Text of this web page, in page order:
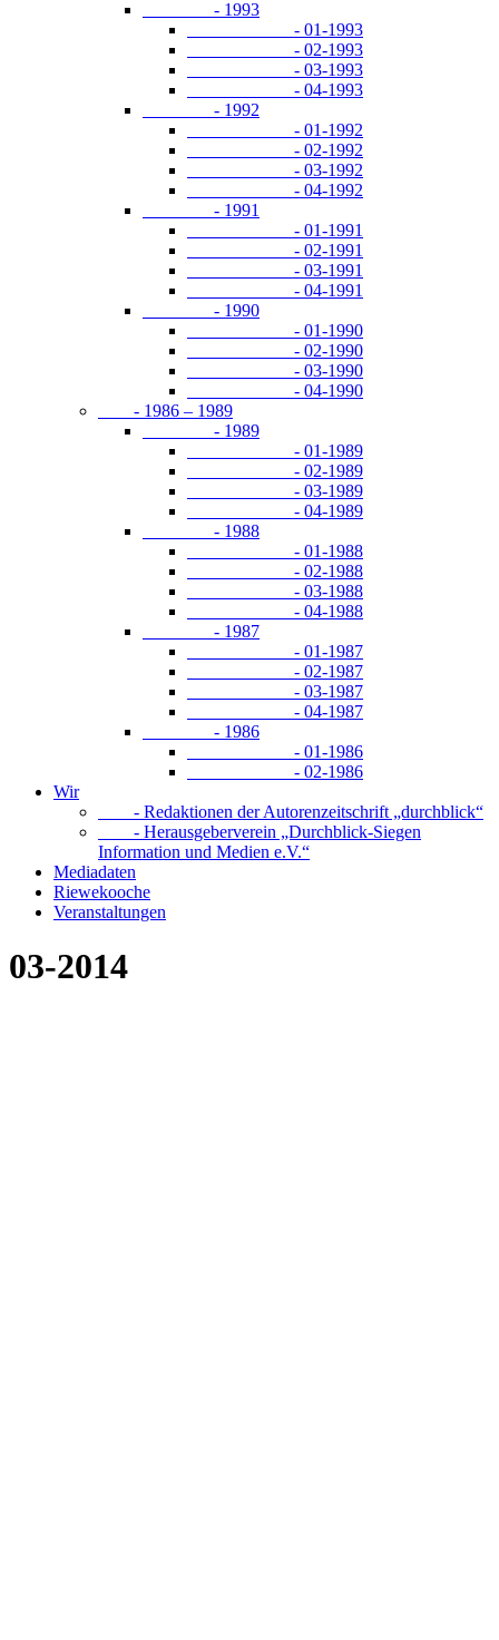
- 1993
- 01-1993
- 02-1993
- 03-1993
- 04-1993
- 1992
- 01-1992
- 02-1992
- 03-1992
- 04-1992
- 1991
- 01-1991
- 02-1991
- 03-1991
- 04-1991
- 1990
- 01-1990
- 02-1990
- 03-1990
- 04-1990
- 1986 – 1989
- 1989
- 01-1989
- 02-1989
- 03-1989
- 04-1989
- 1988
- 01-1988
- 02-1988
- 03-1988
- 04-1988
- 1987
- 01-1987
- 02-1987
- 03-1987
- 04-1987
- 1986
- 01-1986
- 02-1986
Wir
- Redaktionen der Autorenzeitschrift „durchblick“
- Herausgeberverein „Durchblick-Siegen
Information und Medien e.V.“
Mediadaten
Riewekooche
Veranstaltungen
03-2014